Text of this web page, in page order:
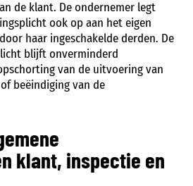
de klant. De ondernemer legt
ook op aan het eigen
haar ingeschakelde derden. De
blijft onverminderd
van de uitvoering van
beëindiging van de
klant, inspectie en